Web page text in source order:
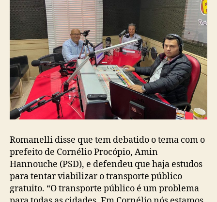
Romanelli disse que tem debatido o tema com o
prefeito de Cornélio Procópio, Amin
Hannouche (PSD), e defendeu que haja estudos
para tentar viabilizar o transporte público
gratuito. “O transporte público é um problema